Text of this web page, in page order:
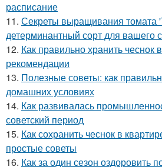
расписание
11. Секреты выращивания томата
детерминантный сорт для вашего
12. Как правильно хранить чеснок
рекомендации
13. Полезные советы: как
домашних условиях
14. Как развивалась
советский период
15. Как сохранить чеснок в
простые советы
16. Как за один сезон оздоровить